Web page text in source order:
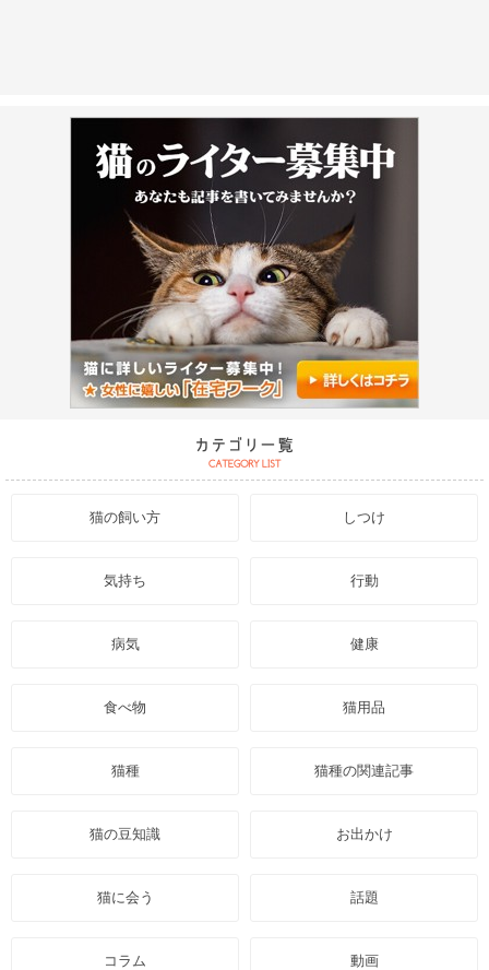
猫の飼い方 しつけ
気持ち 行動
病気 健康
食べ物 猫用品
猫種 猫種の関連記事
猫の豆知識 お出かけ
猫に会う 話題
コラム 動画